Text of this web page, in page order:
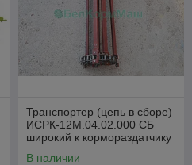
Транспортер (цепь в сборе)
ИСРК-12М.04.02.000 СБ
широкий к кормораздатчику
В наличии